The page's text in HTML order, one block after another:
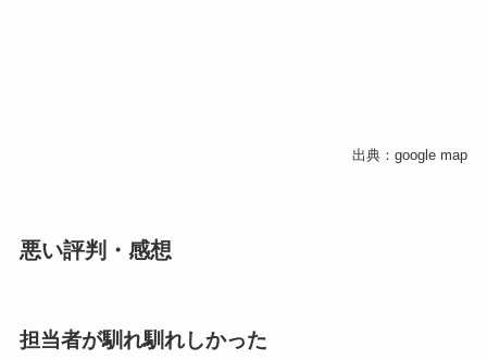
出典：google map
悪い評判・感想
担当者が馴れ馴れしかった